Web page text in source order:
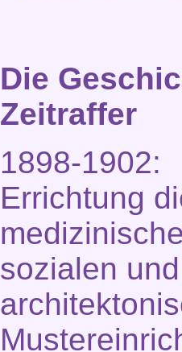
Die
Zeitraffer
1898-1902:
Errichtung
sozialen und